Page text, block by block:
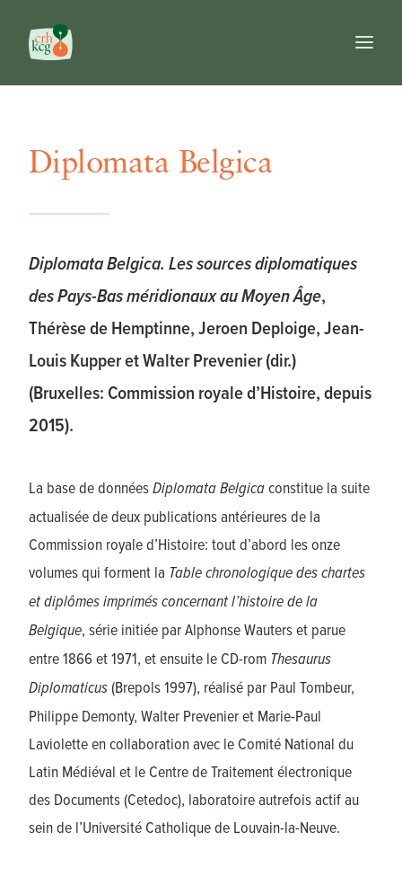
Publications
Prix
FR
NL
EN
Recherche
Diplomata Belgica
Diplomata Belgica. Les sources diplomatiques
des Pays-Bas méridionaux au Moyen Âge,
Thérèse de Hemptinne, Jeroen Deploige, Jean-
Louis Kupper et Walter Prevenier (dir.)
(Bruxelles: Commission royale d’Histoire, depuis
2015).
La base de donnéesDiplomata Belgicaconstitue la suite
actualisée de deux publications antérieures de la
Commission royale d’Histoire: tout d’abord les onze
volumes qui forment la Table chronologique des chartes
et diplômes imprimés concernant l’histoire de la
Belgique, série initiée par Alphonse Wauters et parue
entre 1866 et 1971, et ensuite le CD-rom Thesaurus
Diplomaticus(Brepols 1997), réalisé par Paul Tombeur,
Philippe Demonty, Walter Prevenier et Marie-Paul
Laviolette en collaboration avec le Comité National du
Latin Médiéval et le Centre de Traitement électronique
des Documents (Cetedoc), laboratoire autrefois actif au
sein de l’Université Catholique de Louvain-la-Neuve.